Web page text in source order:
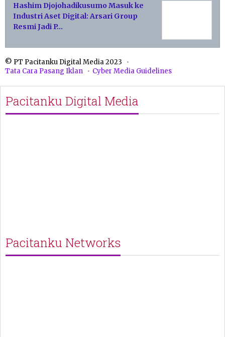
Hashim Djojohadikusumo Masuk ke
Industri Aset Digital: Arsari Group
Resmi Jadi P…
© PT Pacitanku Digital Media 2023
Tata Cara Pasang Iklan
Cyber Media Guidelines
Pacitanku Digital Media
Pacitanku Networks